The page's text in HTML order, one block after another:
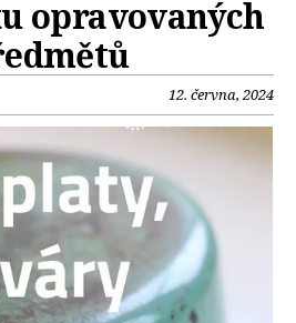
opravovaných
12. června, 2024